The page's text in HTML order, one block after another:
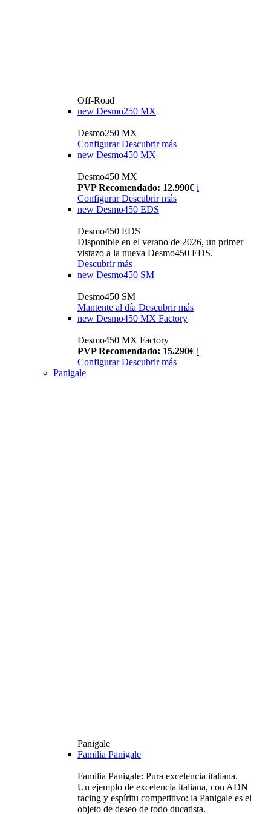
Off-Road
new Desmo250 MX
Desmo250 MX
Configurar Descubrir más
new Desmo450 MX
Desmo450 MX
PVP Recomendado: 12.990€ i
Configurar Descubrir más
new Desmo450 EDS
Desmo450 EDS
Disponible en el verano de 2026, un primer
vistazo a la nueva Desmo450 EDS.
Descubrir más
new Desmo450 SM
Desmo450 SM
Mantente al día Descubrir más
new Desmo450 MX Factory
Desmo450 MX Factory
PVP Recomendado: 15.290€ i
Configurar Descubrir más
Panigale
Panigale
Familia Panigale
Familia Panigale: Pura excelencia italiana.
Un ejemplo de excelencia italiana, con ADN
racing y espíritu competitivo: la Panigale es el
objeto de deseo de todo ducatista.